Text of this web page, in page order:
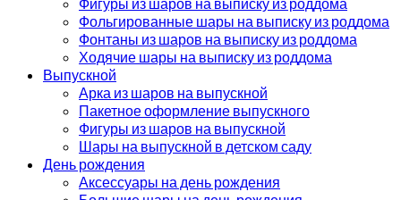
Фольгированные шары на выписку из роддома
Фонтаны из шаров на выписку из роддома
Ходячие шары на выписку из роддома
Выпускной
Арка из шаров на выпускной
Пакетное оформление выпускного
Фигуры из шаров на выпускной
Шары на выпускной в детском саду
День рождения
Аксессуары на день рождения